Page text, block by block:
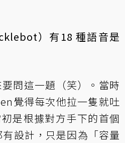
）有18 種語音是
問這一題（笑）。當時
覺得每次他拉一隻就吐
是根據對方手下的首個
設計，只是因為「容量